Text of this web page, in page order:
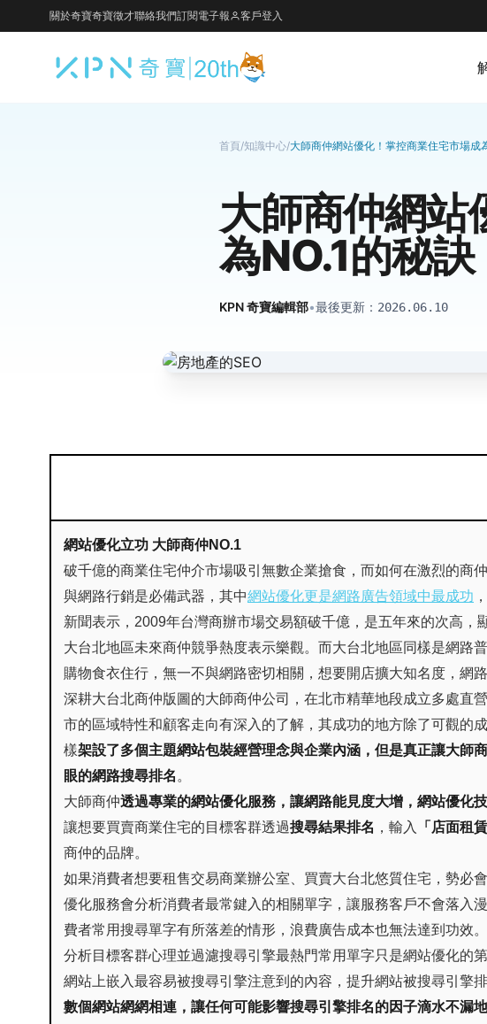
關於奇寶奇寶徵才聯絡我們訂閱電子報 客戶登入
首頁/知識中心/大師商仲網站優化！掌控商業住宅市場成
大師商仲網站
為NO.1的秘訣
KPN 奇寶編輯部•最後更新： 2026.06.10
網站優化立功 大師商仲NO.1
破千億的商業住宅仲介市場吸引無數企業搶食，而如何在激烈的商
與網路行銷是必備武器，其中網站優化更是網路廣告領域中最成功
新聞表示，2009年台灣商辦市場交易額破千億，是五年來的次高，
大台北地區未來商仲競爭熱度表示樂觀。而大台北地區同樣是網路
購物食衣住行，無一不與網路密切相關，想要開店擴大知名度，網
深耕大台北商仲版圖的大師商仲公司，在北市精華地段成立多處直
市的區域特性和顧客走向有深入的了解，其成功的地方除了可觀的
樣架設了多個主題網站包裝經營理念與企業內涵，但是真正讓大師
眼的網路搜尋排名 。
大師商仲透過專業的網站優化服務，讓網路能見度大增，網站優化
讓想要買賣商業住宅的目標客群透過搜尋結果排名 ，輸入 「店面租
商仲的品牌。
如果消費者想要租售交易商業辦公室、買賣大台北悠質住宅，勢必
優化服務會分析消費者最常鍵入的相關單字，讓服務客戶不會落入
費者常用搜尋單字有所落差的情形，浪費廣告成本也無法達到功效。
分析目標客群心理並過濾搜尋引擎最熱門常用單字只是網站優化的
網站上嵌入最容易被搜尋引擎注意到的內容，提升網站被搜尋引擎
數個網站網網相連，讓任何可能影響搜尋引擎排名的因子滴水不漏